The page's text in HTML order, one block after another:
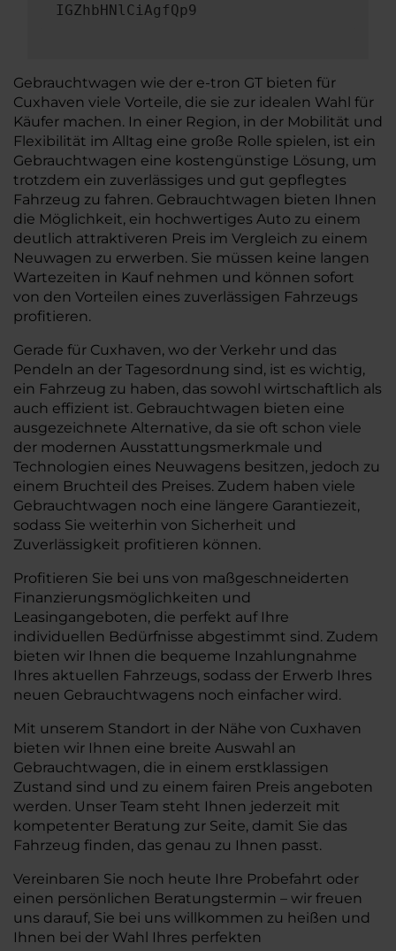
IGZhbHNlCiAgfQp9
Gebrauchtwagen wie der e-tron GT bieten für
Cuxhaven viele Vorteile, die sie zur idealen Wahl für
Käufer machen. In einer Region, in der Mobilität und
Flexibilität im Alltag eine große Rolle spielen, ist ein
Gebrauchtwagen eine kostengünstige Lösung, um
trotzdem ein zuverlässiges und gut gepflegtes
Fahrzeug zu fahren. Gebrauchtwagen bieten Ihnen
die Möglichkeit, ein hochwertiges Auto zu einem
deutlich attraktiveren Preis im Vergleich zu einem
Neuwagen zu erwerben. Sie müssen keine langen
Wartezeiten in Kauf nehmen und können sofort
von den Vorteilen eines zuverlässigen Fahrzeugs
profitieren.
Gerade für Cuxhaven, wo der Verkehr und das
Pendeln an der Tagesordnung sind, ist es wichtig,
ein Fahrzeug zu haben, das sowohl wirtschaftlich als
auch effizient ist. Gebrauchtwagen bieten eine
ausgezeichnete Alternative, da sie oft schon viele
der modernen Ausstattungsmerkmale und
Technologien eines Neuwagens besitzen, jedoch zu
einem Bruchteil des Preises. Zudem haben viele
Gebrauchtwagen noch eine längere Garantiezeit,
sodass Sie weiterhin von Sicherheit und
Zuverlässigkeit profitieren können.
Profitieren Sie bei uns von maßgeschneiderten
Finanzierungsmöglichkeiten und
Leasingangeboten, die perfekt auf Ihre
individuellen Bedürfnisse abgestimmt sind. Zudem
bieten wir Ihnen die bequeme Inzahlungnahme
Ihres aktuellen Fahrzeugs, sodass der Erwerb Ihres
neuen Gebrauchtwagens noch einfacher wird.
Mit unserem Standort in der Nähe von Cuxhaven
bieten wir Ihnen eine breite Auswahl an
Gebrauchtwagen, die in einem erstklassigen
Zustand sind und zu einem fairen Preis angeboten
werden. Unser Team steht Ihnen jederzeit mit
kompetenter Beratung zur Seite, damit Sie das
Fahrzeug finden, das genau zu Ihnen passt.
Vereinbaren Sie noch heute Ihre Probefahrt oder
einen persönlichen Beratungstermin – wir freuen
uns darauf, Sie bei uns willkommen zu heißen und
Ihnen bei der Wahl Ihres perfekten